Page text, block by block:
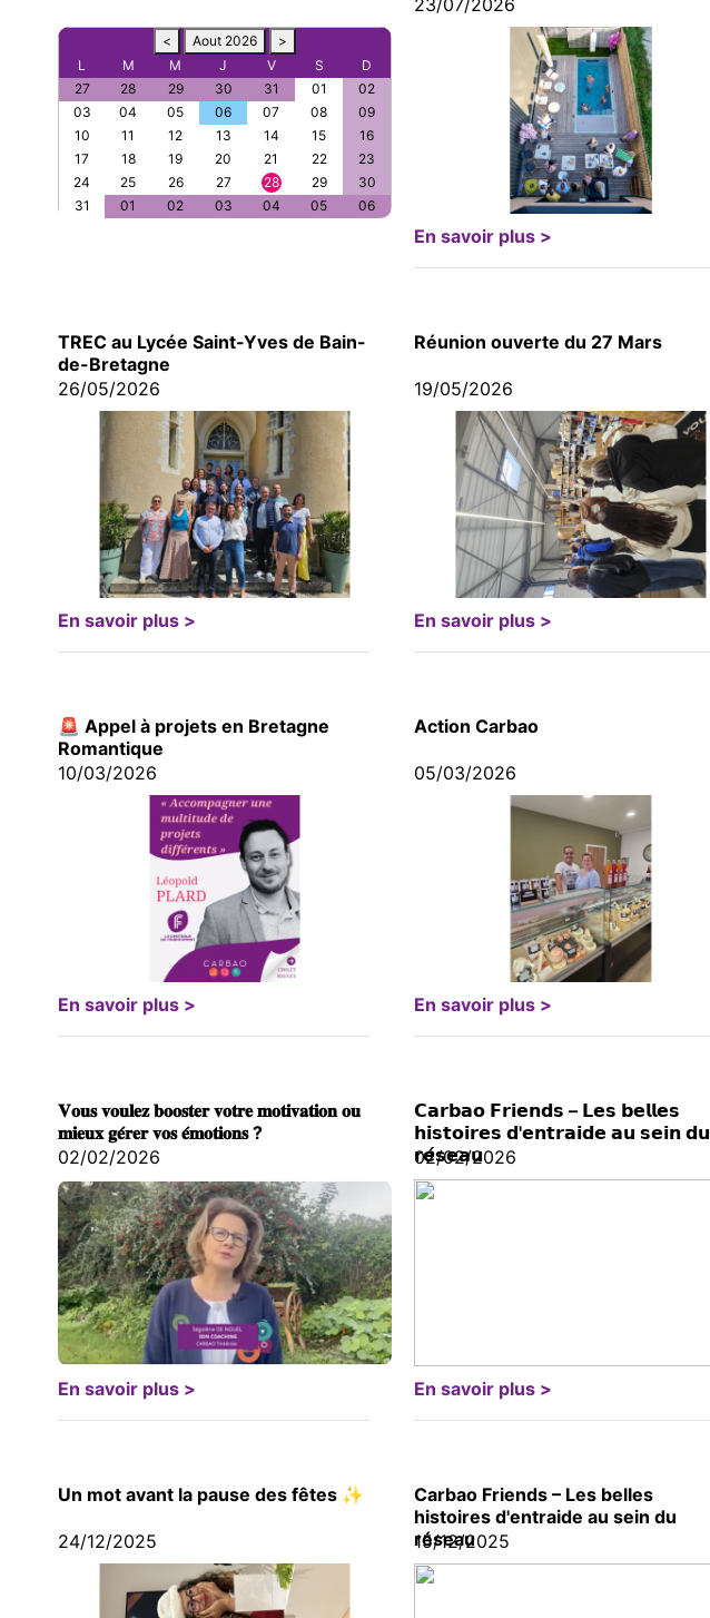
< Aout 2026
>
L
M M J V S
D
27
28 29 30 31 01
02
03
04 05 06 07 08
09
10
11 12 13 14 15
16
17
18 19 20 21 22
23
24
25 26 27 28 29
30
31
01 02 03 04 05 06
23/07/2026
En savoir plus >
TREC au Lycée Saint-Yves de Bain-
de-Bretagne
26/05/2026
En savoir plus >
Réunion ouverte du 27 Mars
19/05/2026
En savoir plus >
🚨 Appel à projets en Bretagne
Romantique
10/03/2026
En savoir plus >
Action Carbao
05/03/2026
En savoir plus >
𝐕𝐨𝐮𝐬 𝐯𝐨𝐮𝐥𝐞𝐳 𝐛𝐨𝐨𝐬𝐭𝐞𝐫 𝐯𝐨𝐭𝐫𝐞 𝐦𝐨𝐭𝐢𝐯𝐚𝐭𝐢𝐨𝐧 𝐨𝐮
𝐦𝐢𝐞𝐮𝐱 𝐠𝐞́𝐫𝐞𝐫 𝐯𝐨𝐬 𝐞́𝐦𝐨𝐭𝐢𝐨𝐧𝐬 ?
02/02/2026
En savoir plus >
𝗖𝗮𝗿𝗯𝗮𝗼 𝗙𝗿𝗶𝗲𝗻𝗱𝘀 – 𝗟𝗲𝘀 𝗯𝗲𝗹𝗹𝗲𝘀
𝗵𝗶𝘀𝘁𝗼𝗶𝗿𝗲𝘀 𝗱'𝗲𝗻𝘁𝗿𝗮𝗶𝗱𝗲 𝗮𝘂 𝘀𝗲𝗶𝗻 𝗱𝘂
𝗿𝗲́𝘀𝗲𝗮𝘂
02/02/2026
En savoir plus >
Un mot avant la pause des fêtes ✨
24/12/2025
Carbao Friends – Les belles
histoires d'entraide au sein du
réseau
15/12/2025